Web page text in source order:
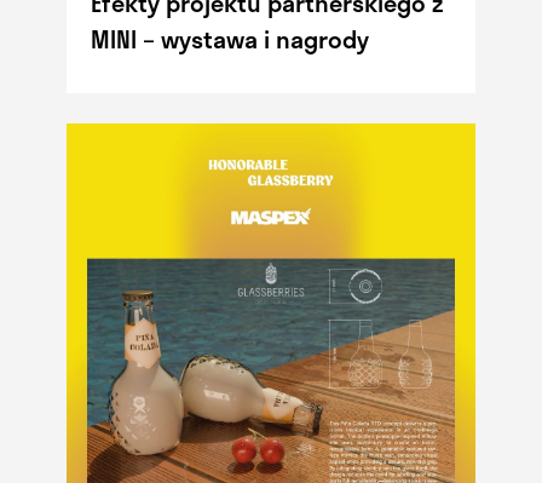
MINI – wystawa i nagrody